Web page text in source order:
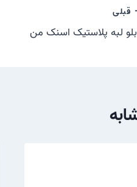
قبلی
لبه پلاستیک اسنک من